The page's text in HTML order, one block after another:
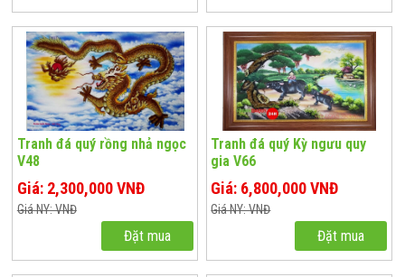
Tranh đá quý rồng nhả ngọc
V48
Giá: 2,300,000 VNĐ
Giá NY: VNĐ
Đặt mua
Tranh đá quý Kỳ ngưu quy
gia V66
Giá: 6,800,000 VNĐ
Giá NY: VNĐ
Đặt mua